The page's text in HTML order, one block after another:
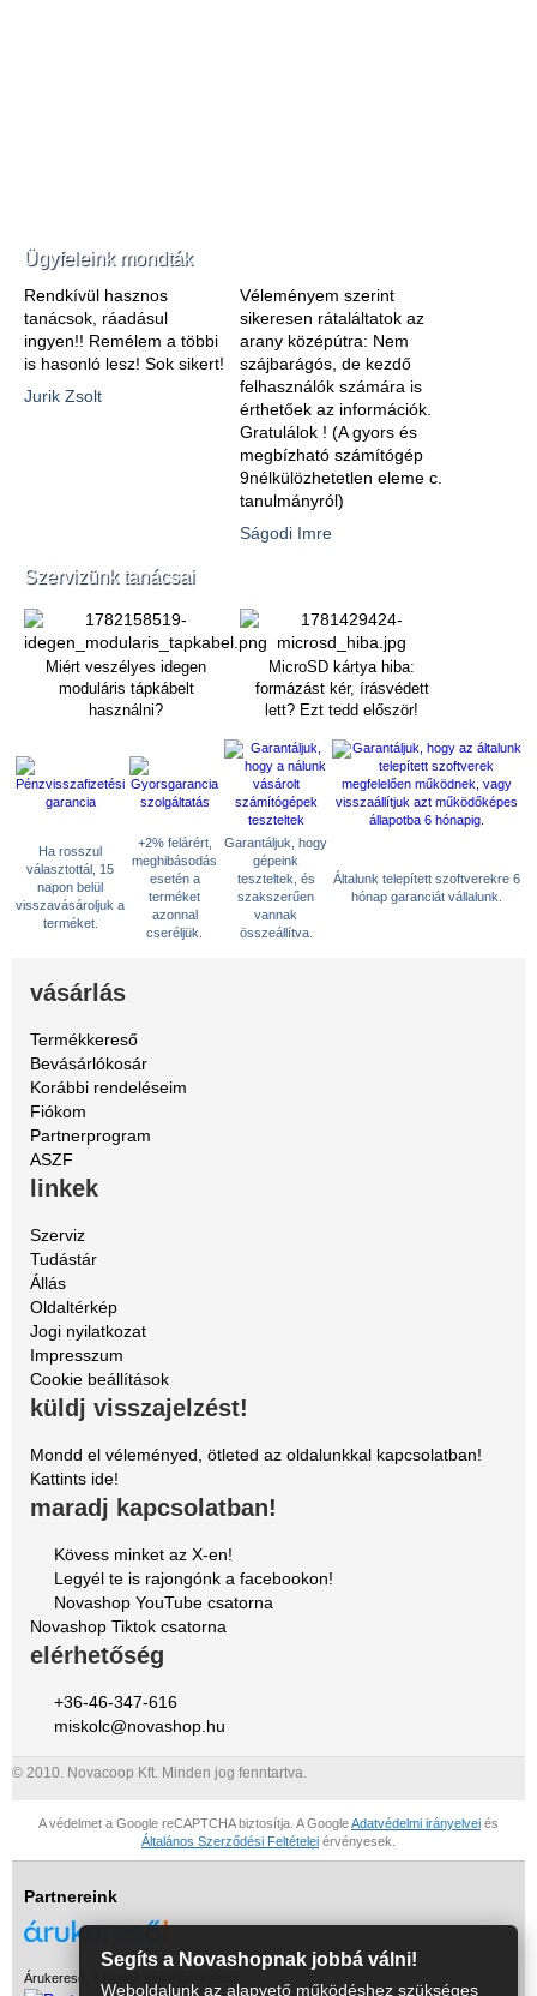
Ügyfeleink mondták
Rendkívül hasznos
tanácsok, ráadásul
ingyen!! Remélem a többi
is hasonló lesz! Sok sikert!
Jurik Zsolt
Véleményem szerint
sikeresen rátaláltatok az
arany középútra: Nem
szájbarágós, de kezdő
felhasználók számára is
érthetőek az információk.
Gratulálok ! (A gyors és
megbízható számítógép
9nélkülözhetetlen eleme c.
tanulmányról)
Ságodi Imre
Szervizünk tanácsai
Miért veszélyes idegen
moduláris tápkábelt
használni?
MicroSD kártya hiba:
formázást kér, írásvédett
lett? Ezt tedd először!
Ha rosszul
választottál, 15
napon belül
visszavásároljuk a
terméket.
+2% felárért,
meghibásodás
esetén a
terméket
azonnal
cseréljük.
Garantáljuk, hogy
gépeink
teszteltek, és
szakszerűen
vannak
összeállítva.
Általunk telepített szoftverekre 6
hónap garanciát vállalunk.
vásárlás
Termékkereső
Bevásárlókosár
Korábbi rendeléseim
Fiókom
Partnerprogram
ASZF
linkek
Szerviz
Tudástár
Állás
Oldaltérkép
Jogi nyilatkozat
Impresszum
Cookie beállítások
küldj visszajelzést!
Mondd el véleményed, ötleted az oldalunkkal kapcsolatban!
Kattints ide!
maradj kapcsolatban!
Kövess minket az X-en!
Legyél te is rajongónk a facebookon!
Novashop YouTube csatorna
Novashop Tiktok csatorna
elérhetőség
+36-46-347-616
miskolc@novashop.hu
© 2010. Novacoop Kft. Minden jog fenntartva.
A védelmet a Google reCAPTCHA biztosítja. A GoogleAdatvédelmi irányelvei és
Általános Szerződési Feltételei érvényesek.
Partnereink
Árukereső, a hiteles vásárlási kalauz
Segíts a Novashopnak jobbá válni!
Weboldalunk az alapvető működéshez szükséges